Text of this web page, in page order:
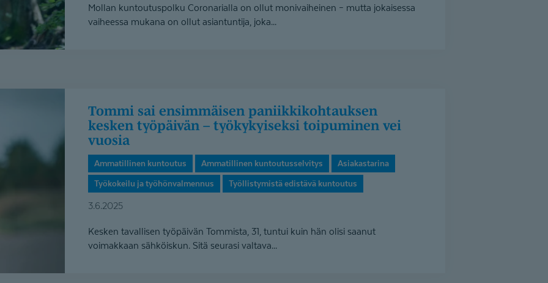
Mollan kuntoutuspolku Coronarialla on ollut monivaiheinen – mutta jokaisessa
vaiheessa mukana on ollut asiantuntija, joka...
Tommi sai ensimmäisen paniikkikoh­tauksen
kesken työpäivän – työkykyiseksi toipuminen vei
vuosia
Ammatillinen kuntoutus Ammatillinen kuntoutusselvitys
Asiakastarina
Työkokeilu ja työhönvalmennus
Työllistymistä edistävä kuntoutus
3.6.2025
Kesken tavallisen työpäivän Tommista, 31, tuntui kuin hän olisi saanut
voimakkaan sähköiskun. Sitä seurasi valtava...